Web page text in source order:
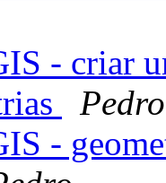
- criar
Pedro
-